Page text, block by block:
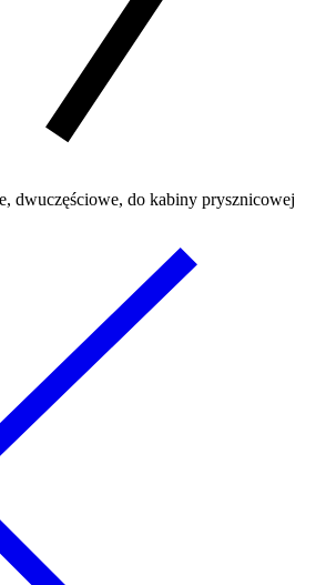
dwuczęściowe, do kabiny prysznicowej